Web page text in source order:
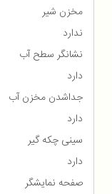
مخزن شیر
ندارد
نشانگر سطح آب
دارد
جداشدن مخزن آب
دارد
سینی چکه گیر
دارد
صفحه نمایشگر